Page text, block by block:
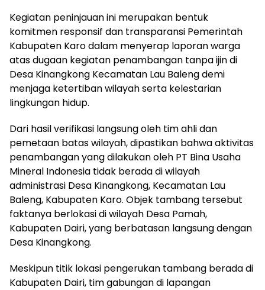
Kegiatan peninjauan ini merupakan bentuk
komitmen responsif dan transparansi Pemerintah
Kabupaten Karo dalam menyerap laporan warga
atas dugaan kegiatan penambangan tanpa ijin di
Desa Kinangkong Kecamatan Lau Baleng demi
menjaga ketertiban wilayah serta kelestarian
lingkungan hidup.
Dari hasil verifikasi langsung oleh tim ahli dan
pemetaan batas wilayah, dipastikan bahwa aktivitas
penambangan yang dilakukan oleh PT Bina Usaha
Mineral Indonesia tidak berada di wilayah
administrasi Desa Kinangkong, Kecamatan Lau
Baleng, Kabupaten Karo. Objek tambang tersebut
faktanya berlokasi di wilayah Desa Pamah,
Kabupaten Dairi, yang berbatasan langsung dengan
Desa Kinangkong.
Meskipun titik lokasi pengerukan tambang berada di
Kabupaten Dairi, tim gabungan di lapangan